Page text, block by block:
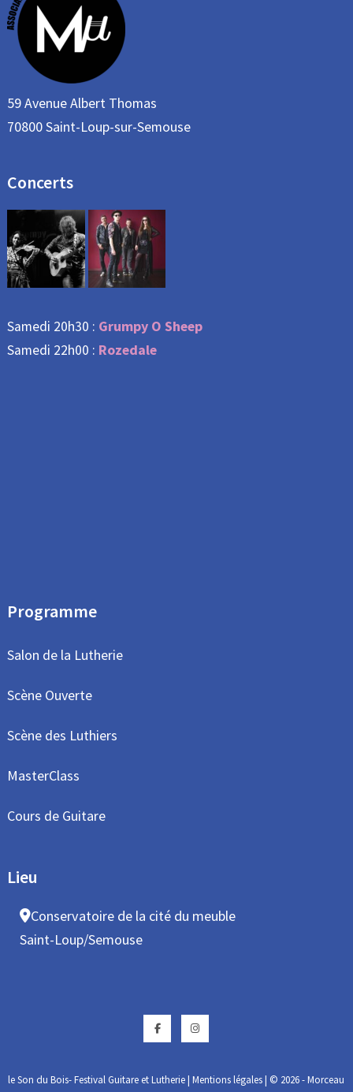
59 Avenue Albert Thomas
70800 Saint-Loup-sur-Semouse
Concerts
Samedi 20h30 : Grumpy O Sheep
Samedi 22h00 : Rozedale
Programme
Salon de la Lutherie
Scène Ouverte
Scène des Luthiers
MasterClass
Cours de Guitare
Lieu
Conservatoire de la cité du meuble
Saint-Loup/Semouse
FacebookInstagram
le Son du Bois- Festival Guitare et Lutherie|Mentions légales| © 2026 - Morceau